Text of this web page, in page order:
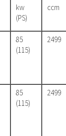
kw
(PS)
ccm
85
(115)
2499
85
(115)
2499